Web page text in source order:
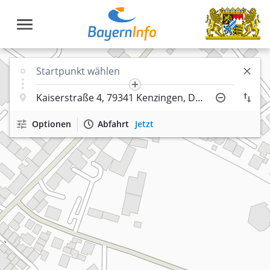
Optionen Abfahrt Jetzt